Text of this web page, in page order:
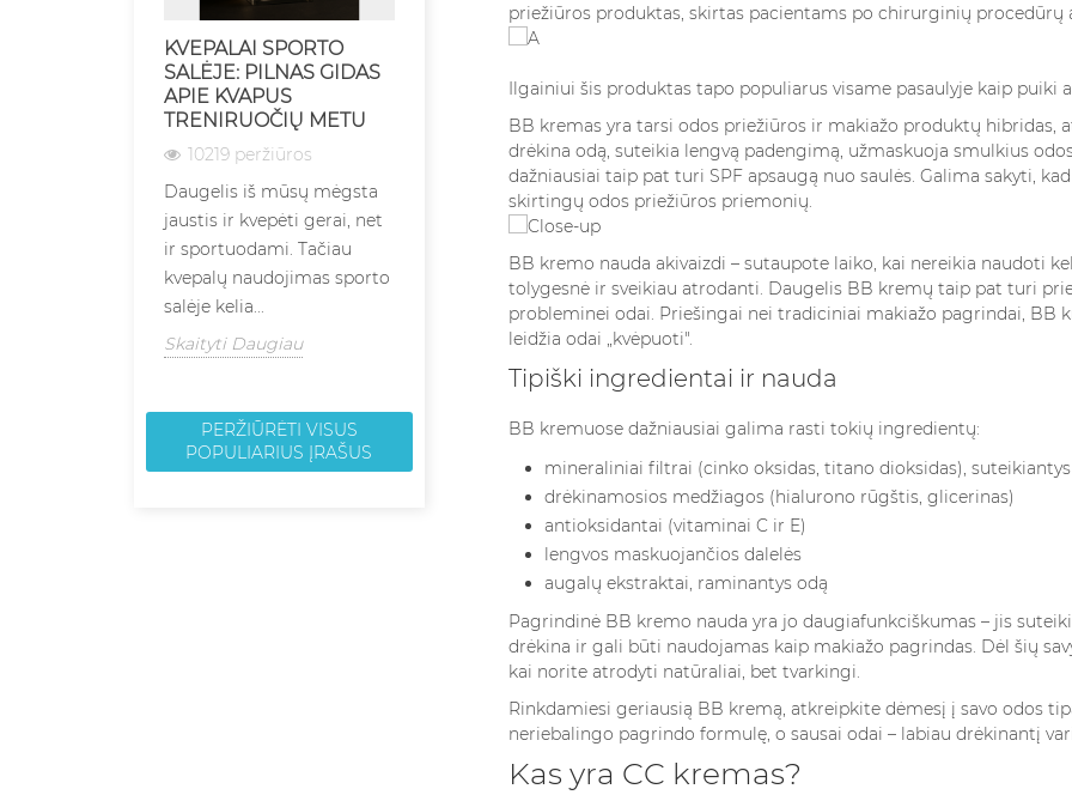
KVEPALAI SPORTO
SALĖJE: PILNAS GIDAS
APIE KVAPUS
TRENIRUOČIŲ METU
10219 peržiūros
Daugelis iš mūsų mėgsta
jaustis ir kvepėti gerai, net
ir sportuodami. Tačiau
kvepalų naudojimas sporto
salėje kelia...
Skaityti Daugiau
KVEPALŲ LAIKYMO
IŠSAUGOTI KVAPUS
ILGESNIAM LAIKUI
7146 peržiūros
Kvepalų laikymo sąlygos
yra esminis aspektas,
jūsų mėgstamiausių
aromatų kokybei,...
Skaityti Daugiau
IŠSAMUS GIDAS
5007 peržiūros
Paakių kremai – vieni iš tų
kosmetikos produktų, kurie
Vieni juos laiko būtinu
odos...
Skaityti Daugiau
PAGAL
ŽENKLĄ?
4714
Kvepalai
kvepalus
Skaityti
PERŽIŪRĖTI VISUS
POPULIARIUS ĮRAŠUS
priežiūros produktas, skirtas pacientams po chirurginių procedūrų
Ilgainiui šis produktas tapo populiarus visame pasaulyje kaip puiki
BB kremas yra tarsi odos priežiūros ir makiažo produktų hibridas,
drėkina odą, suteikia lengvą padengimą, užmaskuoja smulkius
dažniausiai taip pat turi SPF apsaugą nuo saulės. Galima sakyti,
skirtingų odos priežiūros priemonių.
BB kremo nauda akivaizdi – sutaupote laiko, kai nereikia naudoti
tolygesnė ir sveikiau atrodanti. Daugelis BB kremų taip pat turi
probleminei odai. Priešingai nei tradiciniai makiažo pagrindai, BB
leidžia odai „kvėpuoti".
Tipiški ingredientai ir nauda
BB kremuose dažniausiai galima rasti tokių ingredientų:
mineraliniai filtrai (cinko oksidas, titano dioksidas),
drėkinamosios medžiagos (hialurono rūgštis, glicerinas)
antioksidantai (vitaminai C ir E)
lengvos maskuojančios dalelės
augalų ekstraktai, raminantys odą
Pagrindinė BB kremo nauda yra jo daugiafunkciškumas – jis
drėkina ir gali būti naudojamas kaip makiažo pagrindas. Dėl šių
kai norite atrodyti natūraliai, bet tvarkingi.
Rinkdamiesi geriausią BB kremą, atkreipkite dėmesį į savo odos
neriebalingo pagrindo formulę, o sausai odai – labiau drėkinantį
Kas yra CC kremas?